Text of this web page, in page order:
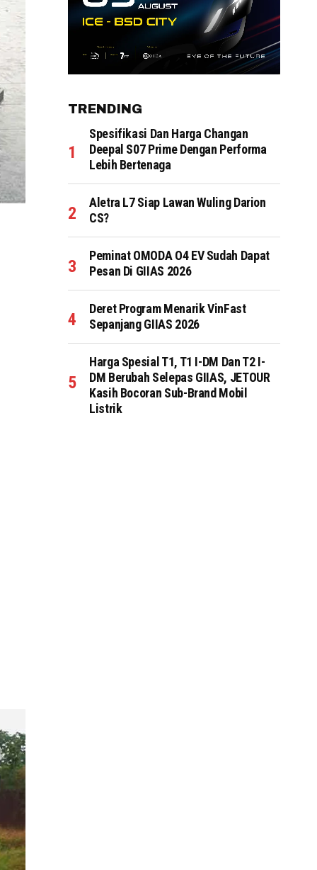
TRENDING
Spesifikasi Dan Harga Changan
Deepal S07 Prime Dengan Performa
Lebih Bertenaga
Aletra L7 Siap Lawan Wuling Darion
CS?
Peminat OMODA O4 EV Sudah Dapat
Pesan Di GIIAS 2026
Deret Program Menarik VinFast
Sepanjang GIIAS 2026
Harga Spesial T1, T1 I-DM Dan T2 I-
DM Berubah Selepas GIIAS, JETOUR
Kasih Bocoran Sub-Brand Mobil
Listrik